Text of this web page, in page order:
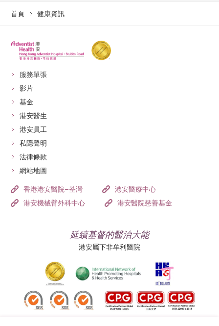
首頁 健康資訊
服務單張
影片
基金
港安醫生
港安員工
私隱聲明
法律條款
網站地圖
香港港安醫院–荃灣
港安醫療中心
港安機械臂外科中心
港安醫院慈善基金
延續基督的醫治大能
港安屬下非牟利醫院